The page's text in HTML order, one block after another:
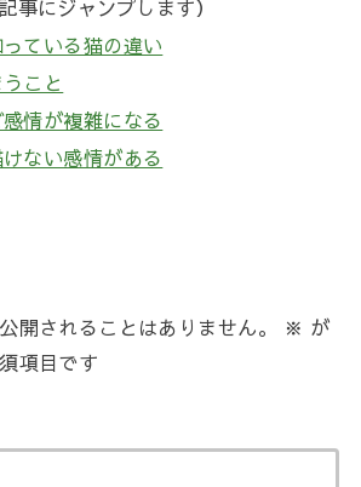
事にジャンプします）
ている猫の違い
こと
情が複雑になる
ない感情がある
開されることはありません。 ※ が
項目です